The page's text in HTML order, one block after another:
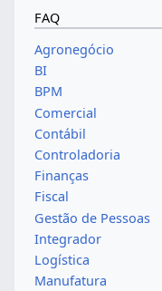
FAQ
Agronegócio
BI
BPM
Comercial
Contábil
Controladoria
Finanças
Fiscal
Gestão de Pessoas
Integrador
Logística
Manufatura